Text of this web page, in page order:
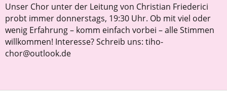
Unser Chor unter der Leitung von Christian Friederici
probt immer donnerstags, 19:30 Uhr. Ob mit viel oder
wenig Erfahrung – komm einfach vorbei – alle Stimmen
willkommen! Interesse? Schreib uns: tiho-
chor@outlook.de